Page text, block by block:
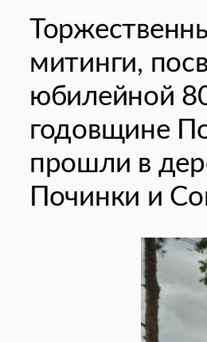
митинги,
юбилейной
годовщине
прошли в
Починки и